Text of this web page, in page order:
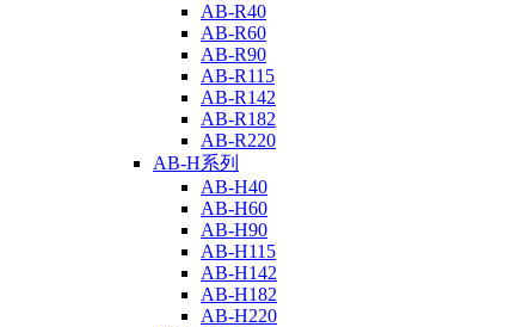
AB-R40
AB-R60
AB-R90
AB-R115
AB-R142
AB-R182
AB-R220
AB-H系列
AB-H40
AB-H60
AB-H90
AB-H115
AB-H142
AB-H182
AB-H220